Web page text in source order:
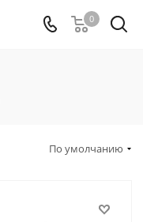
0
По умолчанию